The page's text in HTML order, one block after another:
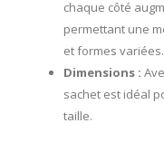
chaque côté
permettant une
et formes variées.
Dimensions :
sachet est idéal
taille.